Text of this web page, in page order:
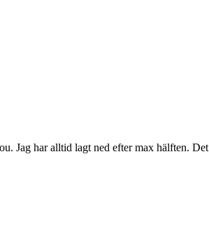
Jag har alltid lagt ned efter max hälften.